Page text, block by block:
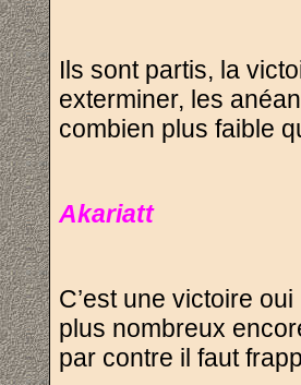
Ils sont partis, la
exterminer, les
combien plus faible
Akariatt
C’est une victoire
plus nombreux
par contre il faut